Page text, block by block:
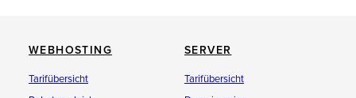
WEBHOSTING
Tarifübersicht
SERVER
Tarifübersicht